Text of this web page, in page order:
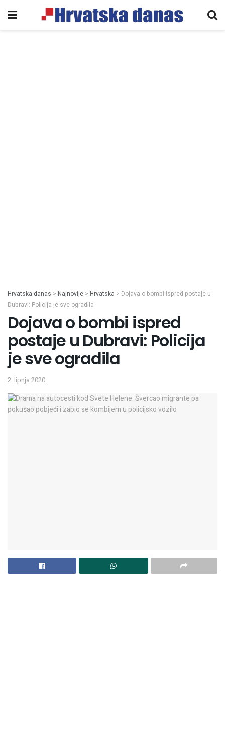
Hrvatska danas > Najnovije > Hrvatska > Dojava o bombi ispred postaje u
Dubravi: Policija je sve ogradila
Dojava o bombi ispred
postaje u Dubravi: Policija
je sve ogradila
2. lipnja 2020.